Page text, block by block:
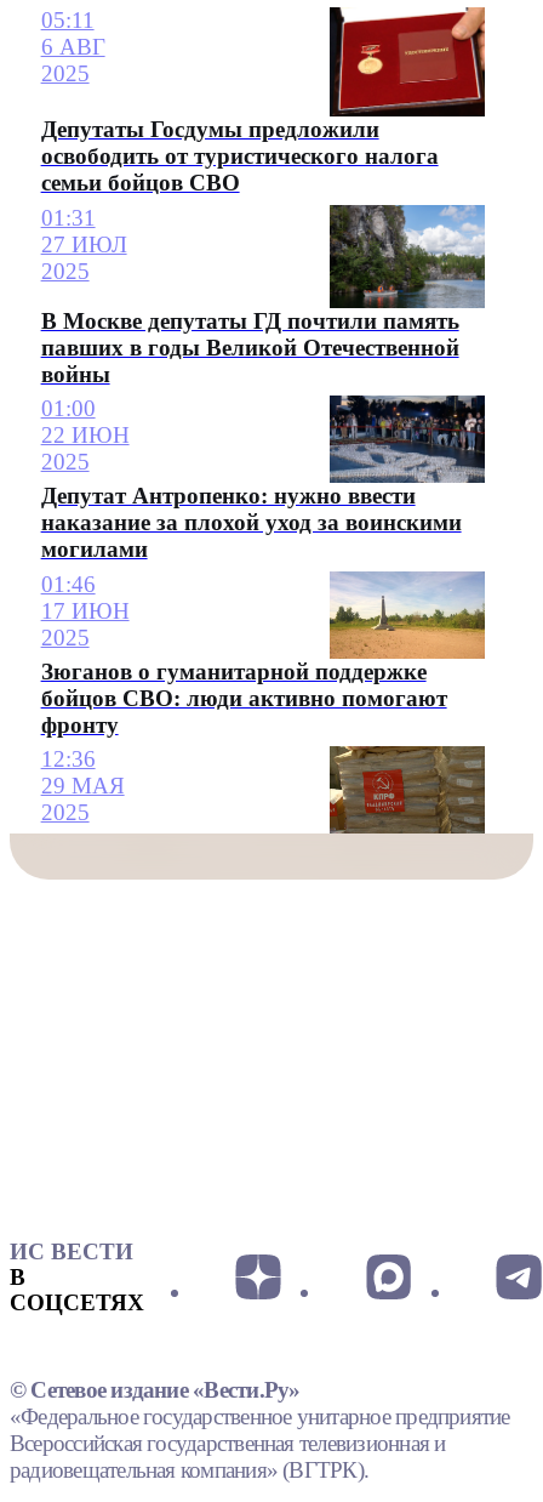
05:11
6 АВГ
2025
Депутаты Госдумы предложили
освободить от туристического налога
семьи бойцов СВО
01:31
27 ИЮЛ
2025
В Москве депутаты ГД почтили память
павших в годы Великой Отечественной
войны
01:00
22 ИЮН
2025
Депутат Антропенко: нужно ввести
наказание за плохой уход за воинскими
могилами
01:46
17 ИЮН
2025
Зюганов о гуманитарной поддержке
бойцов СВО: люди активно помогают
фронту
12:36
29 МАЯ
2025
ИС ВЕСТИ
В
СОЦСЕТЯХ
© Сетевое издание «Вести.Ру»
«Федеральное государственное унитарное предприятие
Всероссийская государственная телевизионная и
радиовещательная компания» (ВГТРК).